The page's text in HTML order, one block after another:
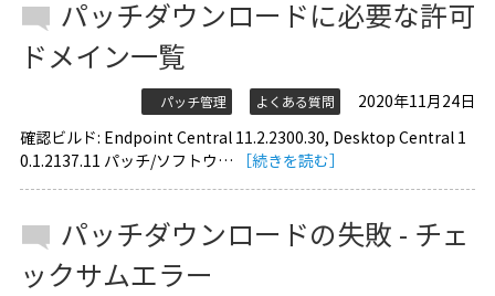
パッチダウンロードに必要な許可
ドメイン一覧
パッチ管理 よくある質問
2020年11月24日
確認ビルド: Endpoint Central 11.2.2300.30, Desktop Central 1
0.1.2137.11 パッチ/ソフトウ…
［続きを読む］
パッチダウンロードの失敗 - チェ
ックサムエラー